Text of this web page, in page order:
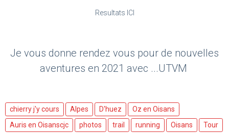
Resultats ICI
Je vous donne rendez vous pour de nouvelles
aventures en 2021 avec ...UTVM
chierry j'y cours Alpes D'huez
Oz en Oisans
Auris en Oisanscjc
photos trail running Oisans Tour